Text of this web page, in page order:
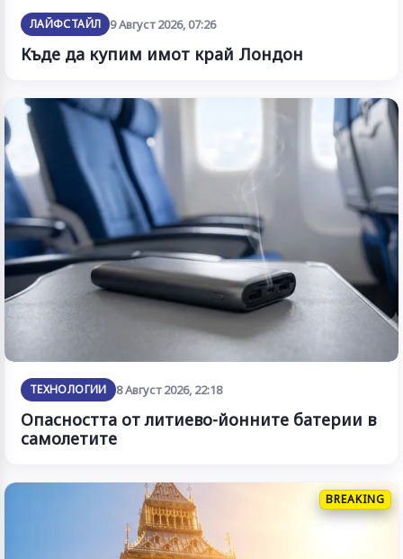
ЛАЙФСТАЙЛ 9 Август 2026, 07:26
Къде да купим имот край Лондон
ТЕХНОЛОГИИ 8 Август 2026, 22:18
Опасността от литиево-йонните батерии в
самолетите
BREAKING